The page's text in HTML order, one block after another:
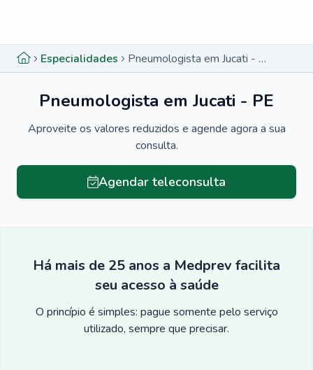
Especialidades Pneumologista em Jucati - PE
Pneumologista em Jucati - PE
Aproveite os valores reduzidos e agende agora a sua
consulta.
Agendar teleconsulta
Há mais de 25 anos a Medprev facilita
seu acesso à saúde
O princípio é simples: pague somente pelo serviço
utilizado, sempre que precisar.